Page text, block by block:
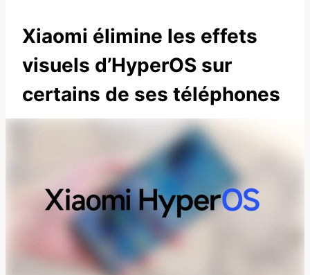
Xiaomi élimine les effets
visuels d’HyperOS sur
certains de ses téléphones